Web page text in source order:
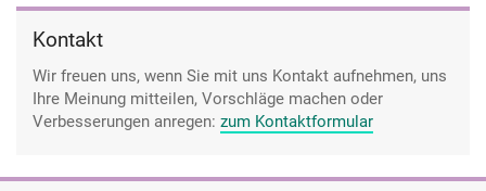
Kontakt
Wir freuen uns, wenn Sie mit uns Kontakt aufnehmen, uns
Ihre Meinung mitteilen, Vorschläge machen oder
Verbesserungen anregen: zum Kontaktformular